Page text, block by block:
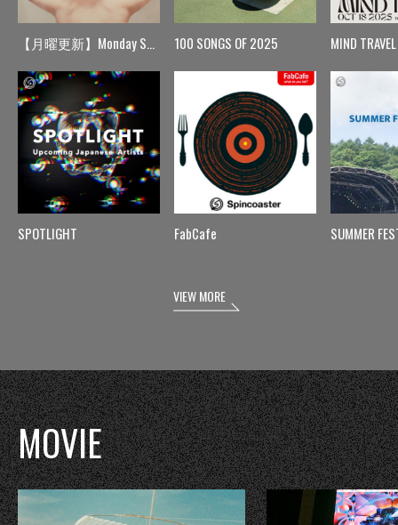
【月曜更新】Monday Spin
SPOTLIGHT
100 SONGS OF 2025
FabCafe
MIND TRAVEL
SUMMER
VIEW MORE
MOVIE